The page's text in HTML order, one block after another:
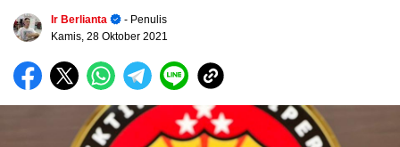
Ir Berlianta
- Penulis
Kamis, 28 Oktober 2021